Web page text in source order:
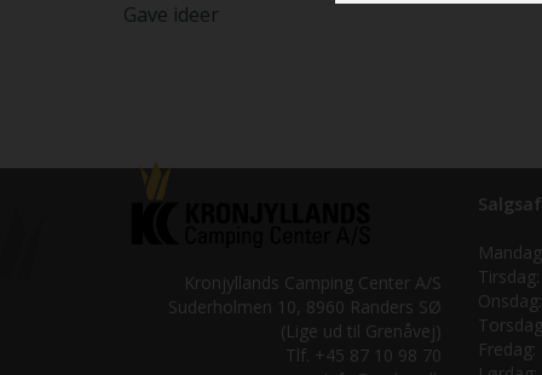
Gave ideer
Kronjyllands Camping Center A/S
Suderholmen 10, 8960 Randers SØ
(Lige ud til Grenåvej)
Tlf. +45 87 10 98 70
Tirsdag:
Onsdag:
Torsdag:
Fredag: